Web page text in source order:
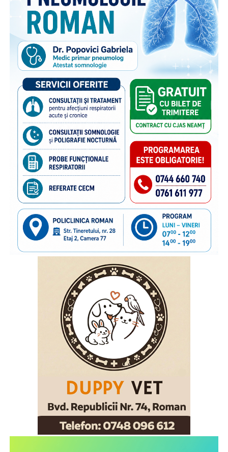
acestora. Pe lângă activitățile dedicate părinților din
diaspora, campania include acțiuni adresate persoanelor în
grija cărora rămân copiii, membrilor comunității și
specialiștilor din domeniile asistenței sociale și educației,
cu scopul de a susține bunăstarea emoțională a copiilor și
menținerea relației acestora cu părinții plecați la muncă în
străinătate. Campania se bucură de susținerea Autorității
Naționale pentru Protecția Drepturilor Copilului și Adopție,
a Poliției de Frontieră Române și Aeroporturilor Craiova,
Cluj-Napoca, Iași, Suceava.
“Poliția de Frontieră Română este alături de Organizația
Salvați Copiii în acest demers de informare și prevenire,
deoarece știm că, dincolo de frontiere, există și povești de
familie care au nevoie de sprijin. În anii de colaborare am
susținut împreună transmiterea unor mesaje importante
către părinții care pleacă la muncă în străinătate,
încurajându-i să păstreze o legătură permanentă cu copiii
rămași acasă și să acorde atenție nevoilor lor emoționale.
Vom continua acest parteneriat, convinși că informarea și
cooperarea dintre instituții și organizațiile cu experiență
pot contribui la protejarea interesului superior al copilului
și la sprijinirea familiilor aflate în această situație”
inspectorul general al Poliției de Frontieră
Române, chestor principal de poliție Cornel Laurian